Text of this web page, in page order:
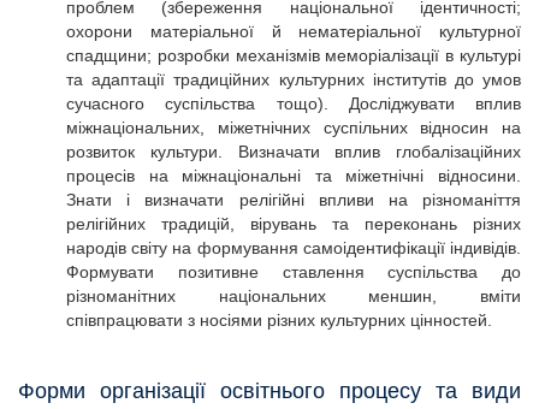
проблем (збереження національної ідентичності;
охорони матеріальної й нематеріальної культурної
спадщини; розробки механізмів меморіалізації в культурі
та адаптації традиційних культурних інститутів до умов
сучасного суспільства тощо). Досліджувати вплив
міжнаціональних, міжетнічних суспільних відносин на
розвиток культури. Визначати вплив глобалізаційних
процесів на міжнаціональні та міжетнічні відносини.
Знати і визначати релігійні впливи на різноманіття
релігійних традицій, вірувань та переконань різних
народів світу на формування самоідентифікації індивідів.
Формувати позитивне ставлення суспільства до
різноманітних національних меншин, вміти
співпрацювати з носіями різних культурних цінностей.
Форми організації освітнього процесу та види